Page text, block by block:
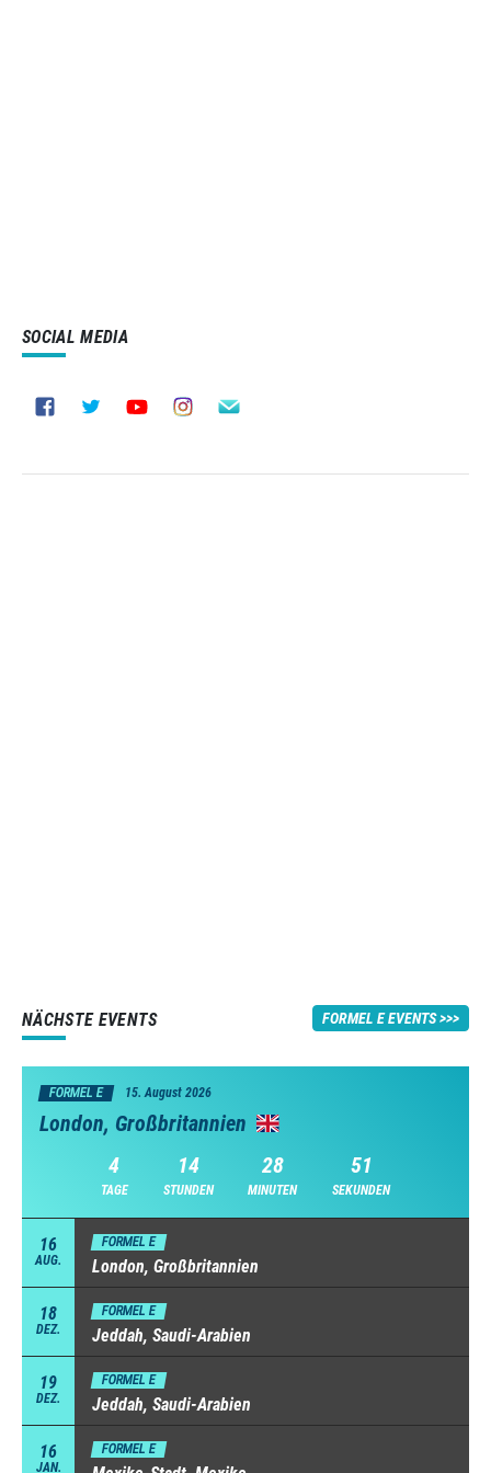
SOCIAL MEDIA
NÄCHSTE EVENTS FORMEL E EVENTS
FORMEL E 15. August 2026
London, Großbritannien
4
TAGE
14
STUNDEN
28
MINUTEN
50
SEKUNDEN
16
AUG.
FORMEL E
London, Großbritannien
18
DEZ.
FORMEL E
Jeddah, Saudi-Arabien
19
DEZ.
FORMEL E
Jeddah, Saudi-Arabien
16
JAN.
FORMEL E